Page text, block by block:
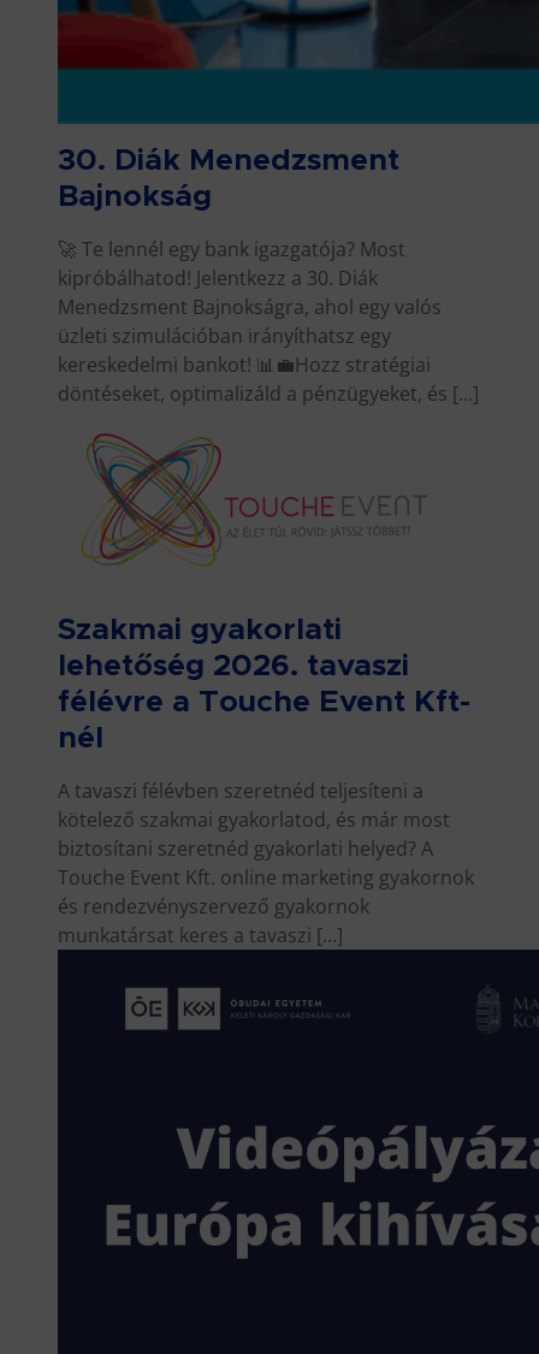
30. Diák Menedzsment
Bajnokság
🚀 Te lennél egy bank igazgatója? Most
kipróbálhatod! Jelentkezz a 30. Diák
Menedzsment Bajnokságra, ahol egy valós
üzleti szimulációban irányíthatsz egy
kereskedelmi bankot! 📊💼Hozz stratégiai
döntéseket, optimalizáld a pénzügyeket, és […]
Szakmai gyakorlati
lehetőség 2026. tavaszi
félévre a Touche Event Kft-
nél
A tavaszi félévben szeretnéd teljesíteni a
kötelező szakmai gyakorlatod, és már most
biztosítani szeretnéd gyakorlati helyed? A
Touche Event Kft. online marketing gyakornok
és rendezvényszervező gyakornok
munkatársat keres a tavaszi […]